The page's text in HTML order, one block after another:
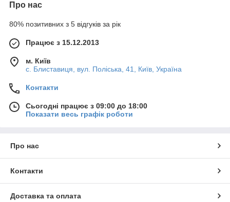
Про нас
80% позитивних з 5 відгуків за рік
Працює з 15.12.2013
м. Київ
с. Блиставиця, вул. Поліська, 41, Київ, Україна
Контакти
Сьогодні працює з 09:00 до 18:00
Показати весь графік роботи
Про нас
Контакти
Доставка та оплата